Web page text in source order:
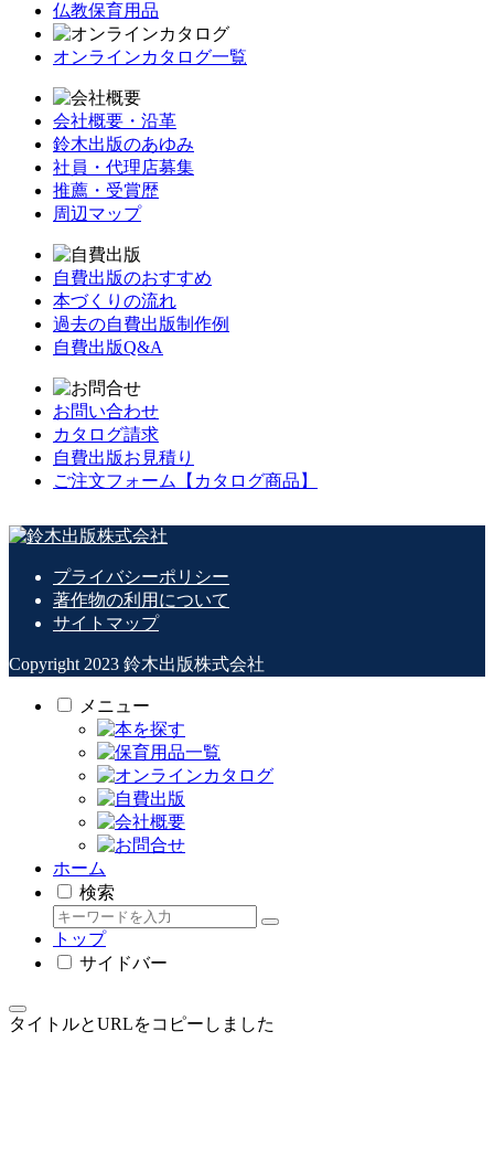
仏教保育用品
オンラインカタログ一覧
会社概要・沿革
鈴木出版のあゆみ
社員・代理店募集
推薦・受賞歴
周辺マップ
自費出版のおすすめ
本づくりの流れ
過去の自費出版制作例
自費出版Q&A
お問い合わせ
カタログ請求
自費出版お見積り
ご注文フォーム【カタログ商品】
プライバシーポリシー
著作物の利用について
サイトマップ
Copyright 2023 鈴木出版株式会社
メニュー
ホーム
検索
トップ
サイドバー
タイトルとURLをコピーしました